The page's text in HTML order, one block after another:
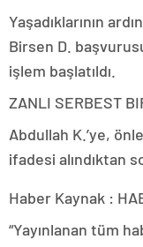
Yaşadıklarının
Birsen D.
işlem başlatıldı.
ZANLI SERBEST
Abdullah K.’ye,
ifadesi alındıktan
Haber Kaynak :
“Yayınlanan tüm